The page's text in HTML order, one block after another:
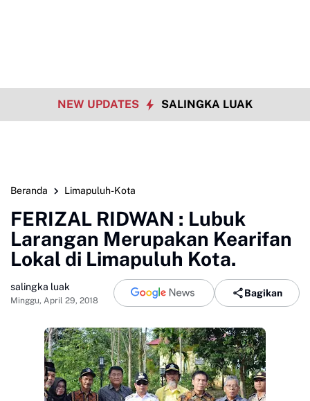
NEW UPDATES SALINGKA LUAK
Beranda Limapuluh-Kota
FERIZAL RIDWAN : Lubuk
Larangan Merupakan Kearifan
Lokal di Limapuluh Kota.
salingka luak
Minggu, April 29, 2018
Bagikan